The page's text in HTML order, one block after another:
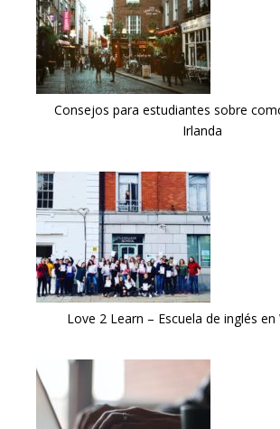
Consejos para estudiantes sobre
Irlanda
Love 2 Learn – Escuela de inglés